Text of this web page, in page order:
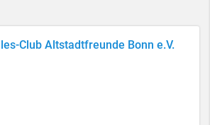
Club Altstadtfreunde Bonn e.V.